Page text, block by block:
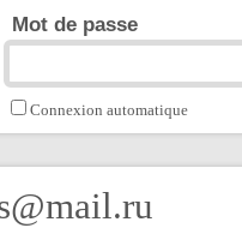
Mot de passe
Connexion automatique